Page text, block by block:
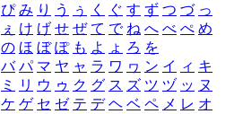
ぴ み り う ぅ く ぐ す ず つ づ っ
ぇ け げ せ ぜ て で ね へ べ ぺ め
の ほ ぼ ぽ も よ ょ ろ を
バ パ マ ヤ ャ ラ ワ ヮ ン イ ィ キ
ミ リ ウ ゥ ク グ ス ズ ツ ヅ ッ ヌ
ケ ゲ セ ゼ テ デ ヘ ベ ペ メ レ オ